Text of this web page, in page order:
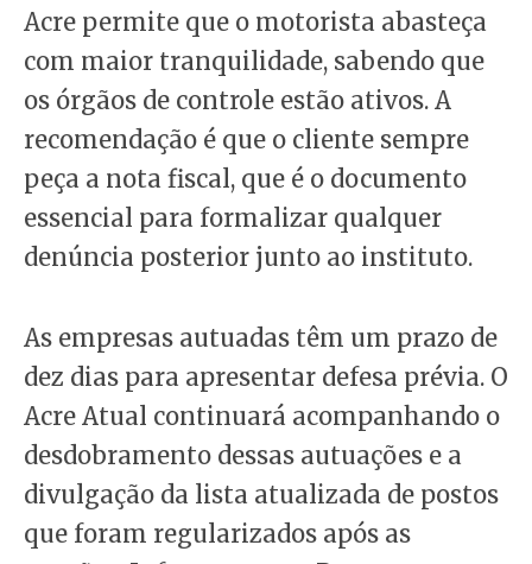
Acre permite que o motorista abasteça
com maior tranquilidade, sabendo que
os órgãos de controle estão ativos. A
recomendação é que o cliente sempre
peça a nota fiscal, que é o documento
essencial para formalizar qualquer
denúncia posterior junto ao instituto.
As empresas autuadas têm um prazo de
dez dias para apresentar defesa prévia. O
Acre Atual continuará acompanhando o
desdobramento dessas autuações e a
divulgação da lista atualizada de postos
que foram regularizados após as